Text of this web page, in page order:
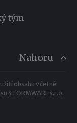
tým
Nahoru
obsahu včetně
STORMWARE s.r.o.